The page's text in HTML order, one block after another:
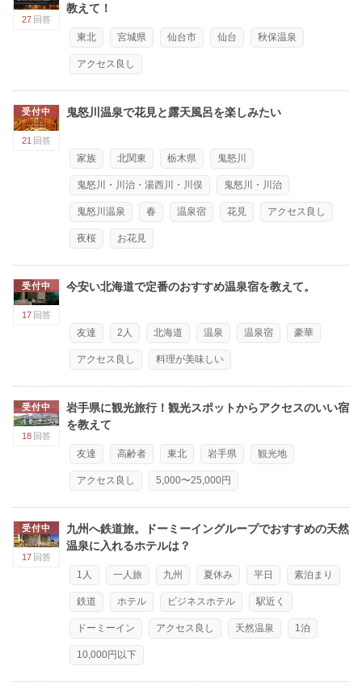
27 回答
教えて！
東北 宮城県 仙台市 仙台 秋保温泉
アクセス良し
受付中
21 回答
鬼怒川温泉で花見と露天風呂を楽しみたい
家族 北関東 栃木県 鬼怒川
鬼怒川・川治・湯西川・川俣 鬼怒川・川治
鬼怒川温泉 春 温泉宿 花見 アクセス良し
夜桜 お花見
受付中
17 回答
今安い北海道で定番のおすすめ温泉宿を教えて。
友達 2人 北海道 温泉 温泉宿 豪華
アクセス良し 料理が美味しい
受付中
18 回答
岩手県に観光旅行！観光スポットからアクセスのいい宿
を教えて
友達 高齢者 東北 岩手県 観光地
アクセス良し 5,000〜25,000円
受付中
17 回答
九州へ鉄道旅。ドーミーイングループでおすすめの天然
温泉に入れるホテルは？
1人 一人旅 九州 夏休み 平日 素泊まり
鉄道 ホテル ビジネスホテル 駅近く
ドーミーイン アクセス良し 天然温泉 1泊
10,000円以下